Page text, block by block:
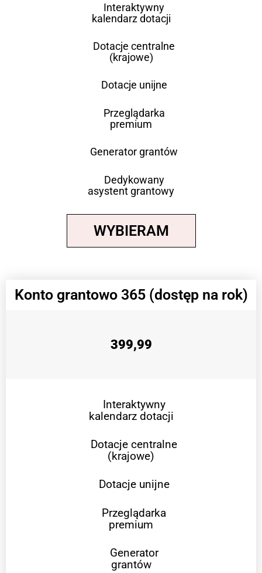
Interaktywny
kalendarz dotacji
Dotacje centralne
(krajowe)
Dotacje unijne
Przeglądarka
premium
Generator grantów
Dedykowany
asystent grantowy
WYBIERAM
Konto grantowo 365 (dostęp na rok)
399,99
Interaktywny
kalendarz dotacji
Dotacje centralne
(krajowe)
Dotacje unijne
Przeglądarka
premium
Generator
grantów